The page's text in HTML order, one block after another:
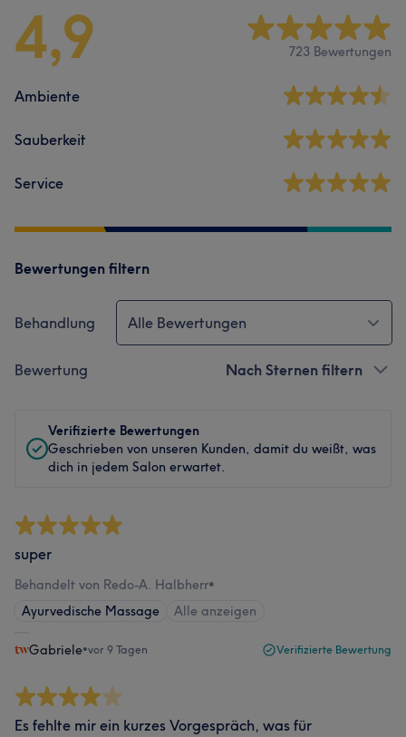
4,9 723 Bewertungen
Ambiente
Sauberkeit
Service
Bewertungen filtern
Behandlung Alle Bewertungen
Bewertung Nach Sternen filtern
Verifizierte Bewertungen
Geschrieben von unseren Kunden, damit du weißt, was
dich in jedem Salon erwartet.
super
Behandelt von Redo-A. Halbherr•
Ayurvedische Massage
Alle anzeigen
Gabriele•vor 9 Tagen Verifizierte Bewertung
Es fehlte mir ein kurzes Vorgespräch, was für